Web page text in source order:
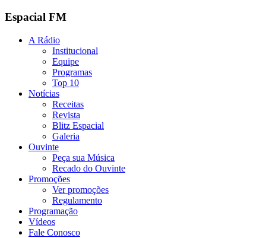
Espacial FM
A Rádio
Institucional
Equipe
Programas
Top 10
Notícias
Receitas
Revista
Blitz Espacial
Galeria
Ouvinte
Peça sua Música
Recado do Ouvinte
Promoções
Ver promoções
Regulamento
Programação
Vídeos
Fale Conosco